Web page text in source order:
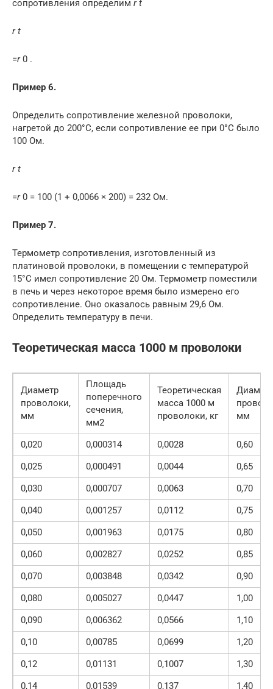
сопротивления определим r t
r t
=r0 .
Пример 6.
Определить сопротивление железной проволоки,
нагретой до 200°C, если сопротивление ее при 0°C было
100 Ом.
r t
=r0 = 100 (1 + 0,0066 × 200) = 232 Ом.
Пример 7.
Термометр сопротивления, изготовленный из
платиновой проволоки, в помещении с температурой
15°C имел сопротивление 20 Ом. Термометр поместили
в печь и через некоторое время было измерено его
сопротивление. Оно оказалось равным 29,6 Ом.
Определить температуру в печи.
Теоретическая масса 1000 м проволоки
Диаметр
проволоки,
мм
Площадь
поперечного
сечения,
мм2
Теоретическая
масса 1000 м
проволоки, кг
мм
0,020 0,000314 0,0028
0,60
0,025
0,000491 0,0044
0,65
0,030
0,000707 0,0063
0,70
0,040
0,001257 0,0112
0,75
0,050
0,001963 0,0175
0,80
0,060
0,002827 0,0252
0,85
0,070
0,003848 0,0342
0,90
0,080
0,005027 0,0447
1,00
0,090
0,006362 0,0566
1,10
0,10
0,00785 0,0699
1,20
0,12
0,01131 0,1007
1,30
0,14
0,01539 0,137
1,40